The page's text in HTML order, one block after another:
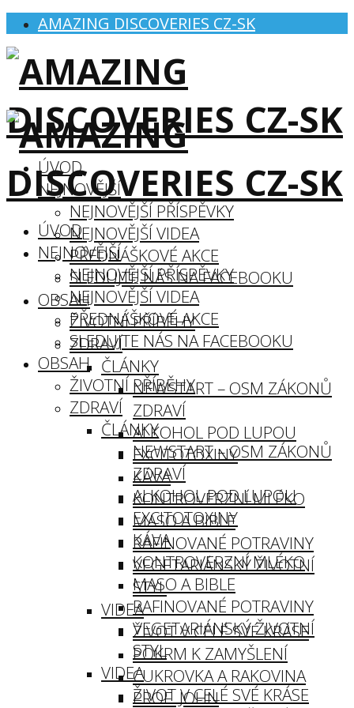
AMAZING DISCOVERIES CZ-SK
ÚVOD
NEJNOVĚJŠÍ
NEJNOVĚJŠÍ PŘÍSPĚVKY
NEJNOVĚJŠÍ VIDEA
PŘEDNÁŠKOVÉ AKCE
SLEDUJTE NÁS NA FACEBOOKU
OBSAH
ŽIVOTNÍ PŘÍBĚHY
ZDRAVÍ
ČLÁNKY
NEWSTART – OSM ZÁKONŮ
ZDRAVÍ
ALKOHOL POD LUPOU
EXCITOTOXINY
KÁVA
KONTROVERZNÍ MLÉKO
MASO A BIBLE
RAFINOVANÉ POTRAVINY
VEGETARIÁNSKÝ ŽIVOTNÍ
STYL
VIDEA
ŽIVOT V CELÉ SVÉ KRÁSE
POKRM K ZAMYŠLENÍ
CUKROVKA A RAKOVINA
PROF. JOHN
ÚVOD
NEJNOVĚJŠÍ
NEJNOVĚJŠÍ PŘÍSPĚVKY
NEJNOVĚJŠÍ VIDEA
PŘEDNÁŠKOVÉ AKCE
SLEDUJTE NÁS NA FACEBOOKU
OBSAH
ŽIVOTNÍ PŘÍBĚHY
ZDRAVÍ
ČLÁNKY
NEWSTART – OSM ZÁKONŮ
ZDRAVÍ
ALKOHOL POD LUPOU
EXCITOTOXINY
KÁVA
KONTROVERZNÍ MLÉKO
MASO A BIBLE
RAFINOVANÉ POTRAVINY
VEGETARIÁNSKÝ ŽIVOTNÍ
STYL
VIDEA
ŽIVOT V CELÉ SVÉ KRÁSE